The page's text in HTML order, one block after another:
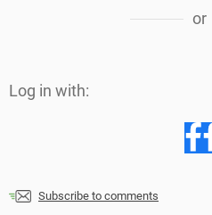
or
Log in with:
Subscribe to comments